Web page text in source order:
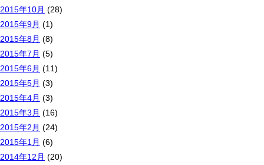
2015年10月 (28)
2015年9月 (1)
2015年8月 (8)
2015年7月 (5)
2015年6月 (11)
2015年5月 (3)
2015年4月 (3)
2015年3月 (16)
2015年2月 (24)
2015年1月 (6)
2014年12月 (20)